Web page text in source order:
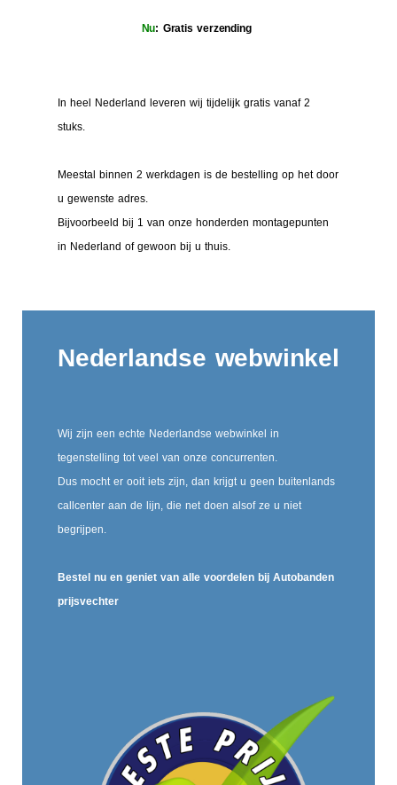
Nu: Gratis verzending
In heel Nederland leveren wij tijdelijk gratis vanaf 2
stuks.
Meestal binnen 2 werkdagen is de bestelling op het door
u gewenste adres.
Bijvoorbeeld bij 1 van onze honderden montagepunten
in Nederland of gewoon bij u thuis.
Nederlandse webwinkel
Wij zijn een echte Nederlandse webwinkel in
tegenstelling tot veel van onze concurrenten.
Dus mocht er ooit iets zijn, dan krijgt u geen buitenlands
callcenter aan de lijn, die net doen alsof ze u niet
begrijpen.
Bestel nu en geniet van alle voordelen bij Autobanden
prijsvechter